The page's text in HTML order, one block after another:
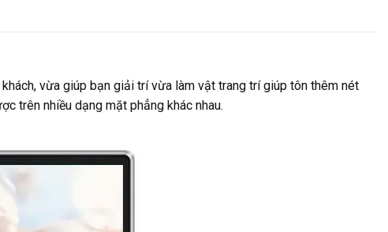
vừa giúp bạn giải trí vừa làm vật trang trí giúp tôn thêm nét
trên nhiều dạng mặt phẳng khác nhau.